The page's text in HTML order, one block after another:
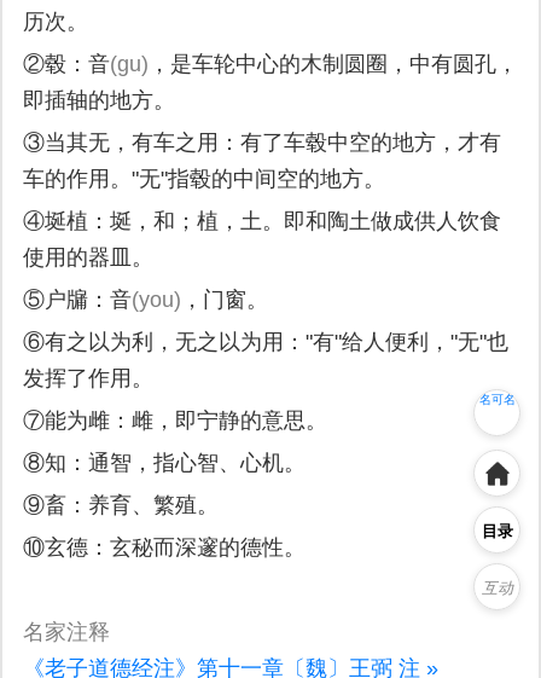
目录
互动
历次。
②毂：音(gu) ，是车轮中心的木制圆圈，中有圆孔，
即插轴的地方。
③当其无，有车之用：有了车毂中空的地方，才有
车的作用。"无"指毂的中间空的地方。
④埏植：埏，和；植，土。即和陶土做成供人饮食
使用的器皿。
⑤户牖：音(you) ，门窗。
⑥有之以为利，无之以为用："有"给人便利，"无"也
发挥了作用。
⑦能为雌：雌，即宁静的意思。
⑧知：通智，指心智、心机。
⑨畜：养育、繁殖。
⑩玄德：玄秘而深邃的德性。
名家注释
《老子道德经注》第十一章〔魏〕王弼 注 »